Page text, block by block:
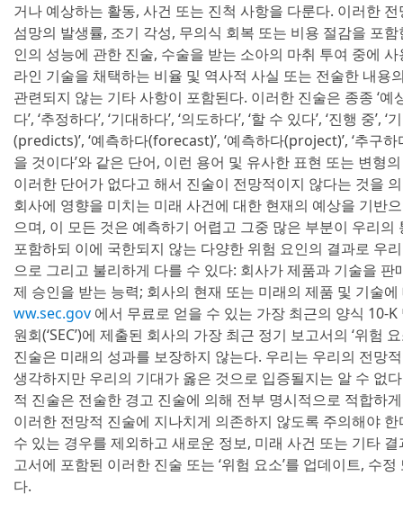
거나 예상하는 활동, 사건 또는 진척 사항을 다룬다. 이러한
섬망의 발생률, 조기 각성, 무의식 회복 또는 비용 절감을 포
인의 성능에 관한 진술, 수술을 받는 소아의 마취 투여 중에
라인 기술을 채택하는 비율 및 역사적 사실 또는 전술한 내용
관련되지 않는 기타 사항이 포함된다. 이러한 진술은 종종 ‘예상
다’, ‘추정하다’, ‘기대하다’, ‘의도하다’, ‘할 수 있다’, ‘진행 중’, ‘
(predicts)’, ‘예측하다(forecast)’, ‘예측하다(project)’, ‘추구하
을 것이다’와 같은 단어, 이런 용어 및 유사한 표현 또는 변형
이러한 단어가 없다고 해서 진술이 전망적이지 않다는 것을
회사에 영향을 미치는 미래 사건에 대한 현재의 예상을 기반
으며, 이 모든 것은 예측하기 어렵고 그중 많은 부분이 우리
포함하되 이에 국한되지 않는 다양한 위험 요인의 결과로 우
으로 그리고 불리하게 다를 수 있다: 회사가 제품과 기술을
제 승인을 받는 능력; 회사의 현재 또는 미래의 제품 및 기술
ww.sec.gov 에서 무료로 얻을 수 있는 가장 최근의 양식 10-
원회(‘SEC’)에 제출된 회사의 가장 최근 정기 보고서의 ‘위험
진술은 미래의 성과를 보장하지 않는다. 우리는 우리의 전망
생각하지만 우리의 기대가 옳은 것으로 입증될지는 알 수 없
적 진술은 전술한 경고 진술에 의해 전부 명시적으로 적합하
이러한 전망적 진술에 지나치게 의존하지 않도록 주의해야
수 있는 경우를 제외하고 새로운 정보, 미래 사건 또는 기타
고서에 포함된 이러한 진술 또는 ‘위험 요소’를 업데이트, 수
다.